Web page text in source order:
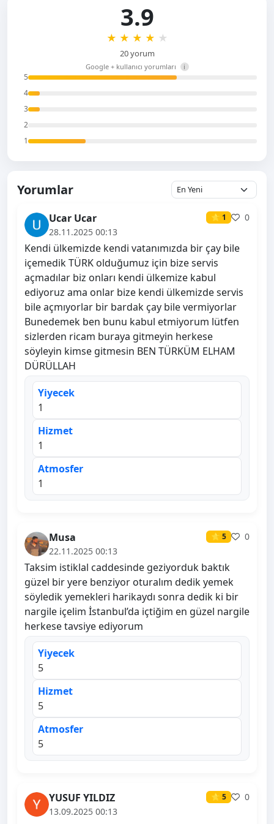
5
4
3
2
1
3.9
★ ★ ★ ★ ★
20 yorum
Google + kullanıcı yorumları i
Yorumlar
Ucar Ucar ⭐ 1
0
28.11.2025 00:13
Kendi ülkemizde kendi vatanımızda bir çay bile
içemedik TÜRK olduğumuz için bize servis
açmadılar biz onları kendi ülkemize kabul
ediyoruz ama onlar bize kendi ülkemizde servis
bile açmıyorlar bir bardak çay bile vermiyorlar
Bunedemek ben bunu kabul etmiyorum lütfen
sizlerden ricam buraya gitmeyin herkese
söyleyin kimse gitmesin BEN TÜRKÜM ELHAM
DÜRÜLLAH
Yiyecek
1
Hizmet
1
Atmosfer
1
Musa ⭐ 5
0
22.11.2025 00:13
Taksim istiklal caddesinde geziyorduk baktık
güzel bir yere benziyor oturalım dedik yemek
söyledik yemekleri harikaydı sonra dedik ki bir
nargile içelim İstanbul’da içtiğim en güzel nargile
herkese tavsiye ediyorum
Yiyecek
5
Hizmet
5
Atmosfer
5
YUSUF YILDIZ ⭐ 5
0
13.09.2025 00:13